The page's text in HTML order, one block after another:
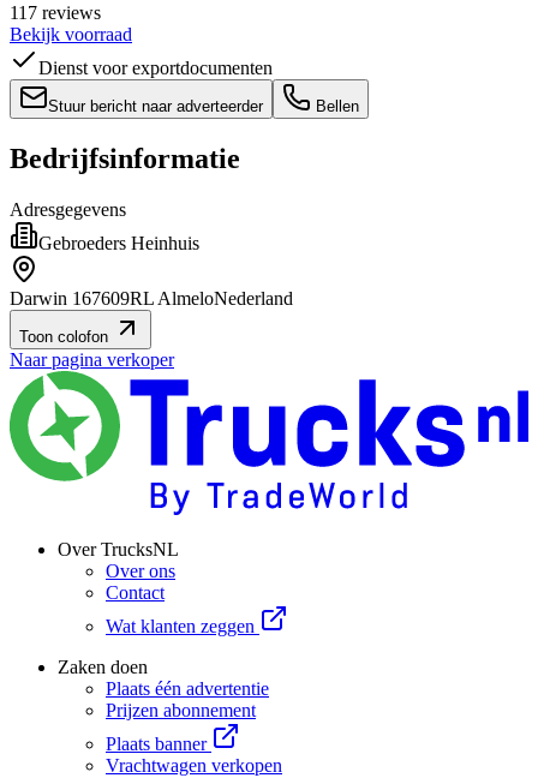
117 reviews
Bekijk voorraad
Dienst voor exportdocumenten
Stuur bericht naar adverteerder Bellen
Bedrijfsinformatie
Adresgegevens
Gebroeders Heinhuis
Darwin 167609RL AlmeloNederland
Toon colofon
Naar pagina verkoper
Over TrucksNL
Over ons
Contact
Wat klanten zeggen
Zaken doen
Plaats één advertentie
Prijzen abonnement
Plaats banner
Vrachtwagen verkopen